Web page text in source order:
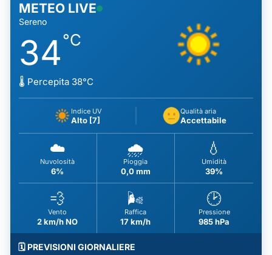
METEO LIVE
Sereno
34°C
🌡️ Percepita 38°C
Indice UV
Alto [7]
Qualità aria
Accettabile
☁️
Nuvolosità
6%
🌧️
Pioggia
0,0 mm
💧
Umidità
39%
💨
Vento
2 km/h NO
🌬️
Raffica
17 km/h
🕑
Pressione
985 hPa
🗓️ PREVISIONI GIORNALIERE